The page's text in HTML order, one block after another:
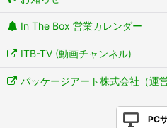
In The Box 営業カレンダー
ITB-TV (動画チャンネル)
パッケージアート株式会社（運
PC